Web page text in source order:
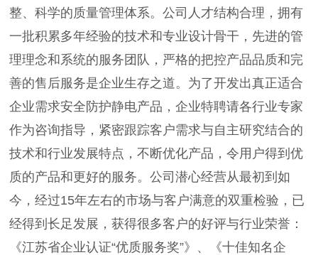
整、科学的质量管理体系。公司人才结构合理，拥有
一批积累多年经验的技术和专业设计骨干，先进的管
理理念和系统的服务团队，严格的把控产品品质和完
善的售后服务是企业生存之道。为了开发出真正适合
企业需求安全防护静电产品，企业特聘请各行业专家
作为咨询指导，紧密跟踪客户需求与自主研究结合的
技术和行业发展特点，不断优化产品，令用户得到优
质的产品和更好的服务。公司潜心经营从最初到如
今，经过15年左右的市场与客户满意的双重检验，已
经得到长足发展，获得很多客户的好评与行业荣誉：
《江苏省企业认证“优质服务奖”》、《十佳知名企